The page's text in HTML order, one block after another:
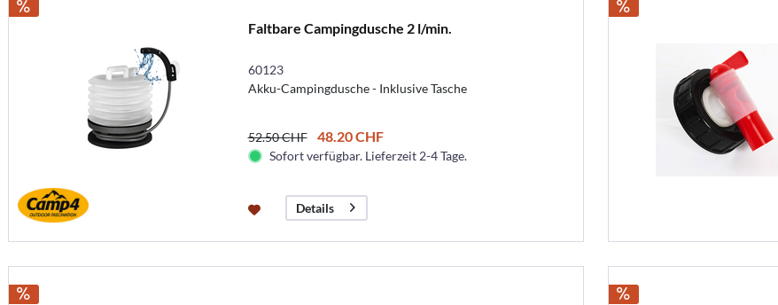
Faltbare Campingdusche 2 l/min.
60123
Akku-Campingdusche - Inklusive Tasche
52.50 CHF 48.20 CHF
Sofort verfügbar. Lieferzeit 2-4 Tage.
Details